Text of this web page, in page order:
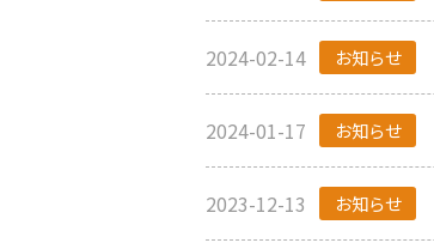
2024-02-14 お知らせ
2024-01-17 お知らせ
2023-12-13 お知らせ